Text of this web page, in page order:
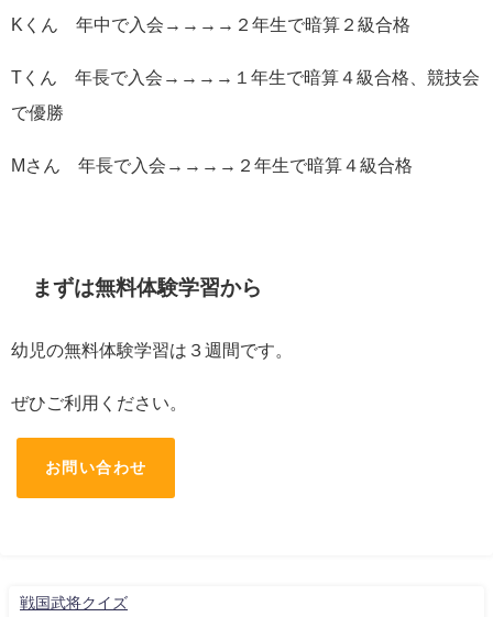
Kくん 年中で入会→→→→２年生で暗算２級合格
Tくん 年長で入会→→→→１年生で暗算４級合格、競技会
で優勝
Mさん 年長で入会→→→→２年生で暗算４級合格
まずは無料体験学習から
幼児の無料体験学習は３週間です。
ぜひご利用ください。
お問い合わせ
戦国武将クイズ